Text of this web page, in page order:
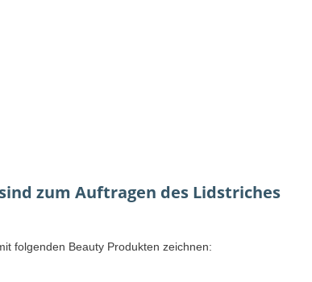
zum Auftragen des Lidstriches
folgenden Beauty Produkten zeichnen: